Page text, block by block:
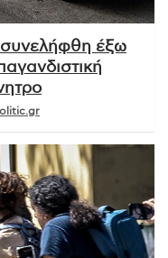
συνελήφθη έξω